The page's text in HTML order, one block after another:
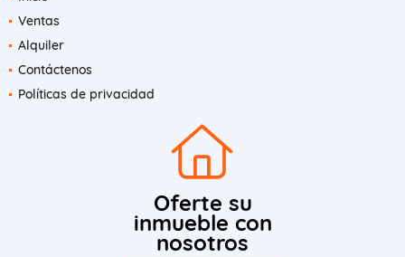
Ventas
Alquiler
Contáctenos
Políticas de privacidad
Oferte su
inmueble con
nosotros